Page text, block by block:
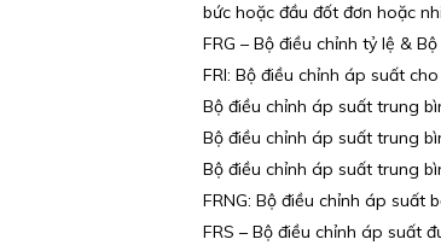
bức hoặc đầu đốt đơn hoặc
FRG – Bộ điều chỉnh tỷ lệ &
FRI: Bộ điều chỉnh áp suất
Bộ điều chỉnh áp suất trung
Bộ điều chỉnh áp suất trung
Bộ điều chỉnh áp suất trung
FRNG: Bộ điều chỉnh áp suất
FRS – Bộ điều chỉnh áp suất